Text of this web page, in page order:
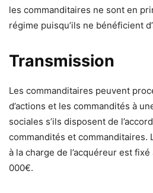
les commanditaires ne sont en
régime puisqu’ils ne bénéficient
Transmission
Les commanditaires peuvent
d’actions et les commandités à
sociales s’ils disposent de
commandités et commanditaires.
à la charge de l’acquéreur est
000€.